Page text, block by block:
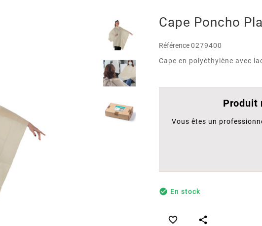
Cape Poncho
Référence0279400
Cape en polyéthylène avec
Produit
Vous êtes un
 En stock
 